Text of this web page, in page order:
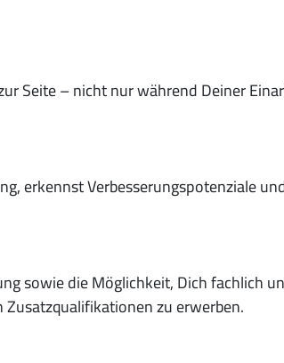
Seite – nicht nur während Deiner
erkennst Verbesserungspotenziale
sowie die Möglichkeit, Dich fachlich
zu erwerben.